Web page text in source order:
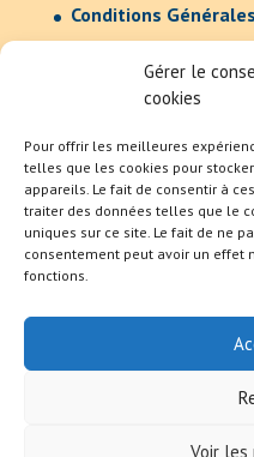
Gérer le
cookies
Pour offrir les meilleures
telles que les cookies pour
appareils. Le fait de consentir à
traiter des données telles que le
uniques sur ce site. Le fait de ne
consentement peut avoir un effet
fonctions.
Voir les
Conditions